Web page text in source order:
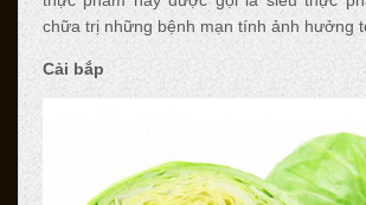
chữa trị những bệnh mạn tính ảnh hưởng
Cải bắp